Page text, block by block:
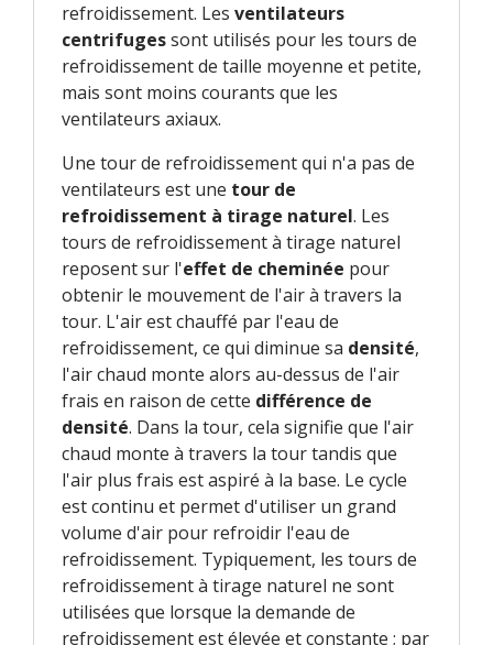
refroidissement. Les ventilateurs
centrifugessont utilisés pour les tours de
refroidissement de taille moyenne et petite,
mais sont moins courants que les
ventilateurs axiaux.
Une tour de refroidissement qui n'a pas de
ventilateurs est une tour de
refroidissement à tirage naturel. Les
tours de refroidissement à tirage naturel
reposent sur l'effet de cheminée pour
obtenir le mouvement de l'air à travers la
tour. L'air est chauffé par l'eau de
refroidissement, ce qui diminue sa densité,
l'air chaud monte alors au-dessus de l'air
frais en raison de cette différence de
densité. Dans la tour, cela signifie que l'air
chaud monte à travers la tour tandis que
l'air plus frais est aspiré à la base. Le cycle
est continu et permet d'utiliser un grand
volume d'air pour refroidir l'eau de
refroidissement. Typiquement, les tours de
refroidissement à tirage naturel ne sont
utilisées que lorsque la demande de
refroidissement est élevée et constante ; par